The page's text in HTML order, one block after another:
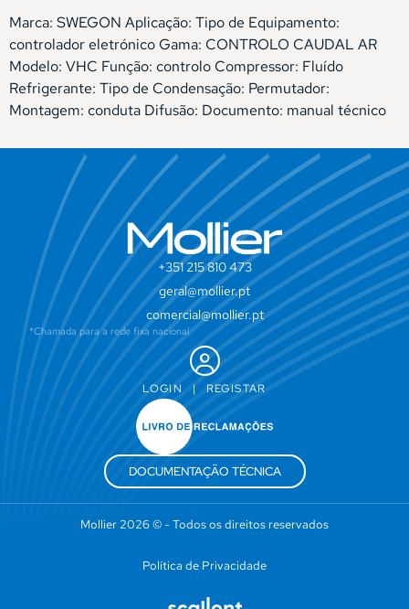
Marca: SWEGON Aplicação: Tipo de Equipamento:
controlador eletrónico Gama: CONTROLO CAUDAL AR
Modelo: VHC Função: controlo Compressor: Fluído
Refrigerante: Tipo de Condensação: Permutador:
Montagem: conduta Difusão: Documento: manual técnico
+351 215 810 473
geral@mollier.pt
comercial@mollier.pt
*Chamada para a rede fixa nacional
LOGIN | REGISTAR
DOCUMENTAÇÃO TÉCNICA
Mollier 2026 © - Todos os direitos reservados
Política de Privacidade